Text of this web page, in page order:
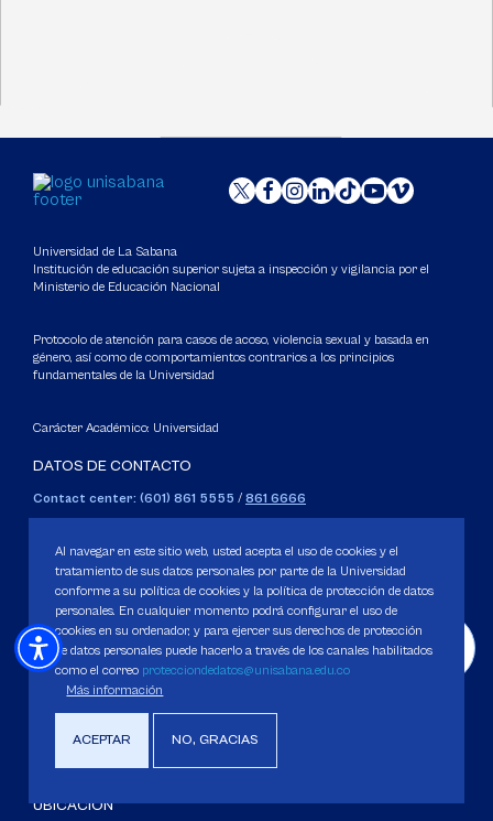
Universidad de La Sabana
Institución de educación superior sujeta a inspección y vigilancia por el
Ministerio de Educación Nacional
Protocolo de atención para casos de acoso, violencia sexual y basada en
género, así como de comportamientos contrarios a los principios
fundamentales de la Universidad
Carácter Académico: Universidad
DATOS DE CONTACTO
Contact center: (601) 861 5555 / 861 6666
Apartado: 53753, Bogotá.
WhatsApp: +57 3205164838
Correo electrónico para inquietudes generales y servicios de la
Universidad
servicious@unisabana.edu.co
Contacto únicamente para notificaciones legales.
No se responderán otros temas que no sean de tipo legal.
notificacioneslegales@unisabana.edu.co
UBICACIÓN
Al navegar en este sitio web, usted acepta el uso de cookies y el
tratamiento de sus datos personales por parte de la Universidad
conforme a su política de cookies y la política de protección de datos
personales. En cualquier momento podrá configurar el uso de
cookies en su ordenador, y para ejercer sus derechos de protección
de datos personales puede hacerlo a través de los canales habilitados
como el correo protecciondedatos@unisabana.edu.co
Más información
ACEPTAR NO, GRACIAS